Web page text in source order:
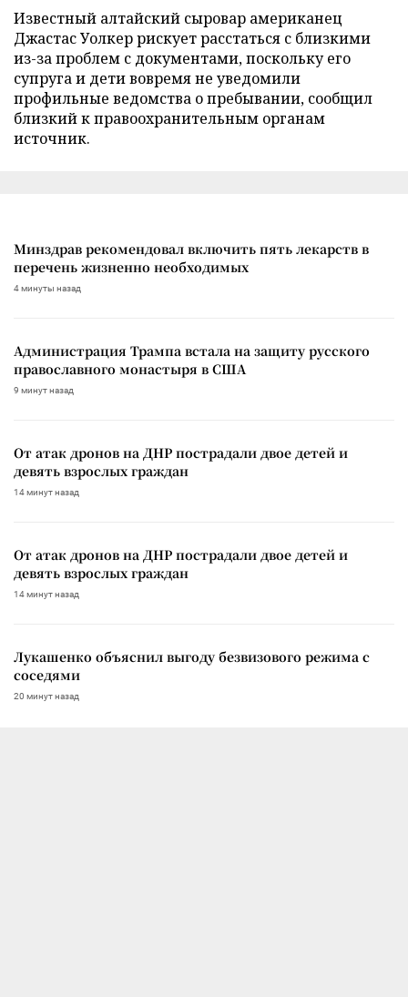
Известный алтайский сыровар американец
Джастас Уолкер рискует расстаться с близкими
из-за проблем с документами, поскольку его
супруга и дети вовремя не уведомили
профильные ведомства о пребывании, сообщил
близкий к правоохранительным органам
источник.
Минздрав рекомендовал включить пять лекарств в
перечень жизненно необходимых
4 минуты назад
Администрация Трампа встала на защиту русского
православного монастыря в США
9 минут назад
От атак дронов на ДНР пострадали двое детей и
девять взрослых граждан
14 минут назад
От атак дронов на ДНР пострадали двое детей и
девять взрослых граждан
14 минут назад
Лукашенко объяснил выгоду безвизового режима с
соседями
20 минут назад